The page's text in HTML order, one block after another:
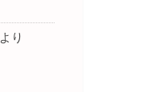
より